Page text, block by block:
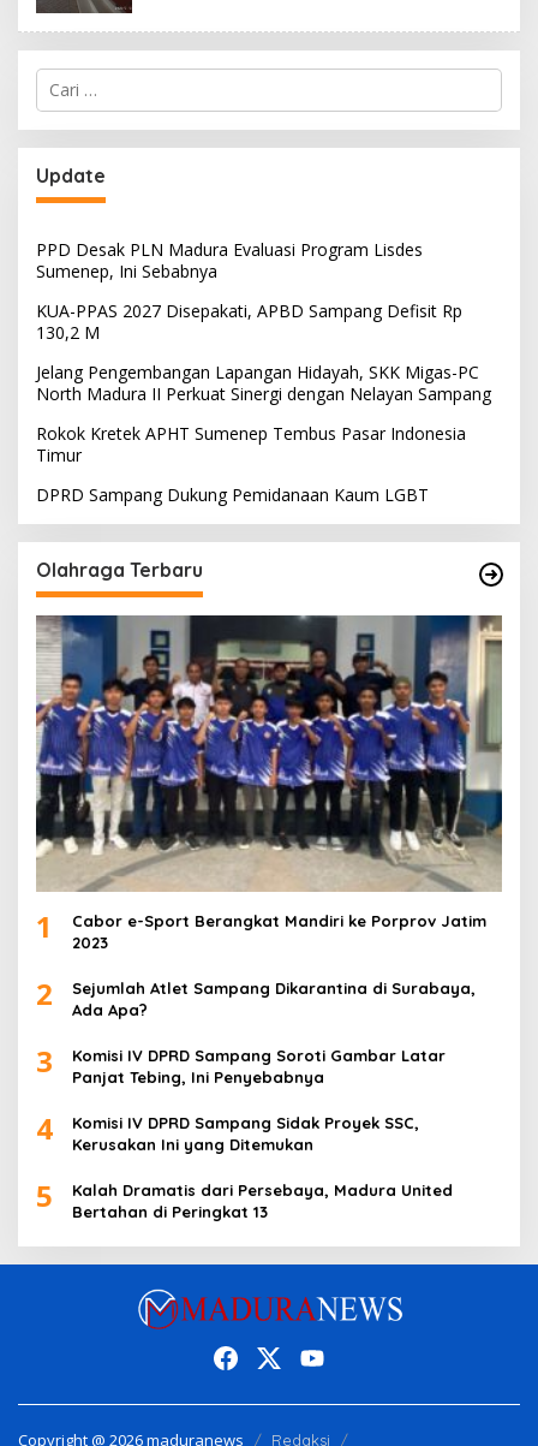
Cari
untuk:
Update
PPD Desak PLN Madura Evaluasi Program Lisdes
Sumenep, Ini Sebabnya
KUA-PPAS 2027 Disepakati, APBD Sampang Defisit Rp
130,2 M
Jelang Pengembangan Lapangan Hidayah, SKK Migas-PC
North Madura II Perkuat Sinergi dengan Nelayan Sampang
Rokok Kretek APHT Sumenep Tembus Pasar Indonesia
Timur
DPRD Sampang Dukung Pemidanaan Kaum LGBT
Olahraga Terbaru
1
Cabor e-Sport Berangkat Mandiri ke Porprov Jatim
2023
2
Sejumlah Atlet Sampang Dikarantina di Surabaya,
Ada Apa?
3
Komisi IV DPRD Sampang Soroti Gambar Latar
Panjat Tebing, Ini Penyebabnya
4
Komisi IV DPRD Sampang Sidak Proyek SSC,
Kerusakan Ini yang Ditemukan
5
Kalah Dramatis dari Persebaya, Madura United
Bertahan di Peringkat 13
Copyright @ 2026 maduranews Redaksi